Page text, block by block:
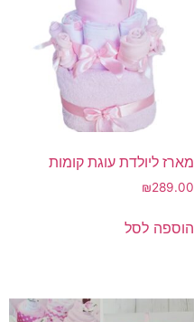
מארז ליולדת עוגת קומות
₪289.00
הוספה לסל